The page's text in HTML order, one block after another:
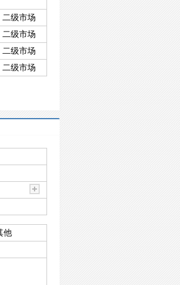
二级市场
二级市场
二级市场
二级市场
他